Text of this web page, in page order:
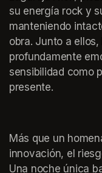
su energía rock y
manteniendo
obra. Junto a
profundamente
sensibilidad como
presente.
Más que un
innovación, el
Una noche única